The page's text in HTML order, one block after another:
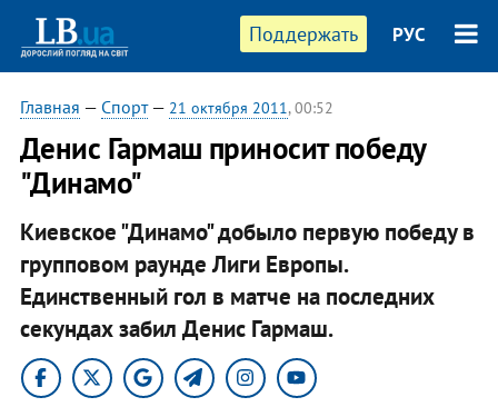
Поддержать РУС
Главная — Спорт— 21 октября 2011, 00:52
Денис Гармаш приносит победу
"Динамо"
Киевское "Динамо" добыло первую победу в
групповом раунде Лиги Европы.
Единственный гол в матче на последних
секундах забил Денис Гармаш.